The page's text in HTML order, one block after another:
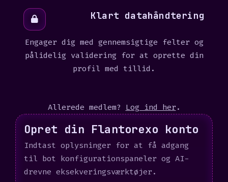
Klart datahåndtering
Engager dig med gennemsigtige felter og
pålidelig validering for at oprette din
profil med tillid.
Allerede medlem? Log ind her.
Opret din Flantorexo konto
Indtast oplysninger for at få adgang
til bot konfigurationspaneler og AI-
drevne eksekveringsværktøjer.